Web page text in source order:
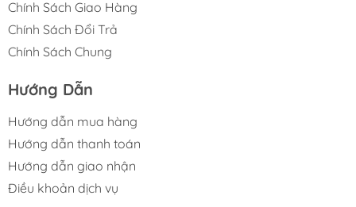
Chính Sách Giao Hàng
Chính Sách Đổi Trả
Chính Sách Chung
Hướng Dẫn
Hướng dẫn mua hàng
Hướng dẫn thanh toán
Hướng dẫn giao nhận
Điều khoản dịch vụ